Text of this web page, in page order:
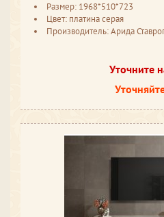
Размер: 1968*510*723
Цвет: платина серая
Производитель: Арида
Уточните